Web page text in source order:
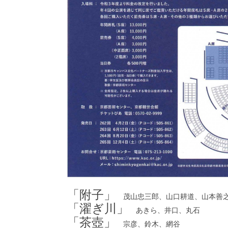
「附子」 茂山忠三郎、山口耕道、山本善
「濯ぎ川」 あきら、井口、丸石
「茶壺」 宗彦、鈴木、網谷